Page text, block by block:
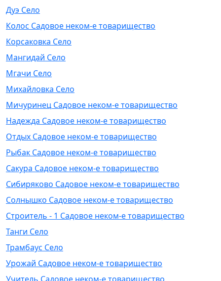
Дуэ Село
Колос Садовое неком-е товарищество
Корсаковка Село
Мангидай Село
Мгачи Село
Михайловка Село
Мичуринец Садовое неком-е товарищество
Надежда Садовое неком-е товарищество
Отдых Садовое неком-е товарищество
Рыбак Садовое неком-е товарищество
Сакура Садовое неком-е товарищество
Сибиряково Садовое неком-е товарищество
Солнышко Садовое неком-е товарищество
Строитель - 1 Садовое неком-е товарищество
Танги Село
Трамбаус Село
Урожай Садовое неком-е товарищество